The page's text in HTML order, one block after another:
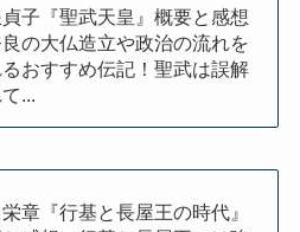
子『聖武天皇』概要と感想
良の大仏造立や政治の流れを
おすすめ伝記！聖武は誤解
...
章『行基と長屋王の時代』